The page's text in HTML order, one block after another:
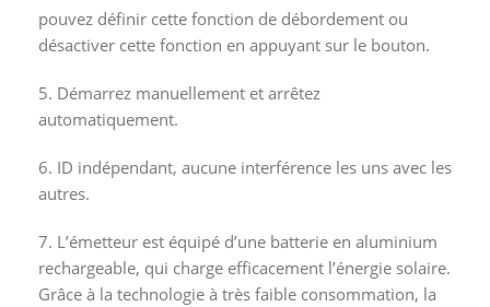
pouvez définir cette fonction de débordement ou
désactiver cette fonction en appuyant sur le bouton.
5. Démarrez manuellement et arrêtez
automatiquement.
6. ID indépendant, aucune interférence les uns avec les
autres.
7. L’émetteur est équipé d’une batterie en aluminium
rechargeable, qui charge efficacement l’énergie solaire.
Grâce à la technologie à très faible consommation, la